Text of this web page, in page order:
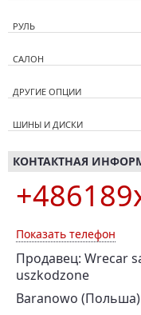
РУЛЬ
САЛОН
ДРУГИЕ ОПЦИИ
ШИНЫ И ДИСКИ
КОНТАКТНАЯ
Показать телефон
Продавец: Wrecar
uszkodzone
Baranowo (Польша)